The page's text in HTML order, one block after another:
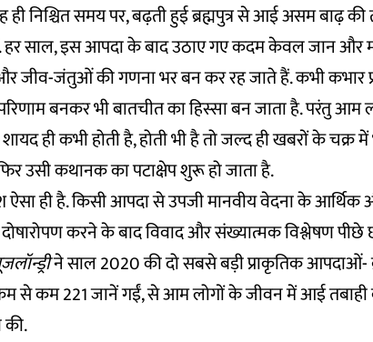
निश्चित समय पर, बढ़ती हुई ब्रह्मपुत्र से आई असम बाढ़ की
हैं. हर साल, इस आपदा के बाद उठाए गए कदम केवल जान और
जंतुओं की गणना भर बन कर रह जाते हैं. कभी कभार
बनकर भी बातचीत का हिस्सा बन जाता है. परंतु आम
ही कभी होती है, होती भी है तो जल्द ही खबरों के चक्र में
उसी कथानक का पटाक्षेप शुरू हो जाता है.
ही है. किसी आपदा से उपजी मानवीय वेदना के आर्थिक
करने के बाद विवाद और संख्यात्मक विश्लेषण पीछे
ने साल 2020 की दो सबसे बड़ी प्राकृतिक आपदाओं-
से कम 221 जानें गईं, से आम लोगों के जीवन में आई